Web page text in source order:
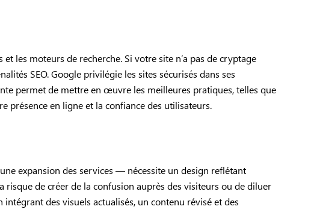
les moteurs de recherche. Si votre site n’a pas de cryptage
SEO. Google privilégie les sites sécurisés dans ses
permet de mettre en œuvre les meilleures pratiques, telles que
présence en ligne et la confiance des utilisateurs.
expansion des services — nécessite un design reflétant
de créer de la confusion auprès des visiteurs ou de diluer
des visuels actualisés, un contenu révisé et des